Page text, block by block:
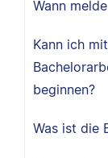
Wann
Kann ich
beginnen?
Was ist die